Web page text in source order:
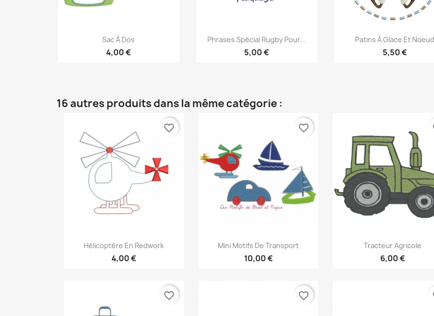
Aperçu rapide
Sac À Dos
4,00 €
 Aperçu rapide
Phrases Spécial Rugby Pour...
5,00 €
Aperçu rapide
Patins À Glace Et Noeud
5,50 €
16 autres produits dans la même catégorie :
Aperçu rapide
Hélicoptère En Redwork
4,00 €
favorite_border
Aperçu rapide
Mini Motifs De Transport
10,00 €
favorite_border
Aperçu rapide
Tracteur Agricole
6,00 €
favorite_border favorite_border